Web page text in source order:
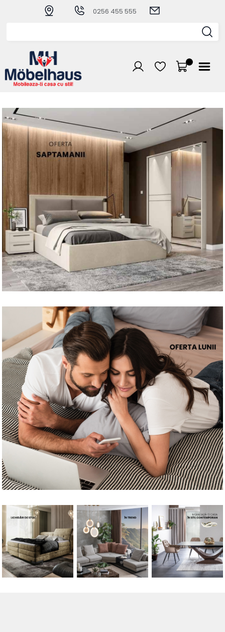
0256 455 555